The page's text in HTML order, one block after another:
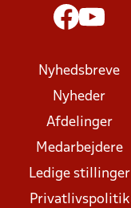
Nyhedsbreve
Nyheder
Afdelinger
Medarbejdere
Ledige stillinger
Privatlivspolitik